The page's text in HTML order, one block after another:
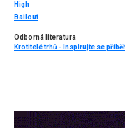
High
Bailout
Odborná literatura